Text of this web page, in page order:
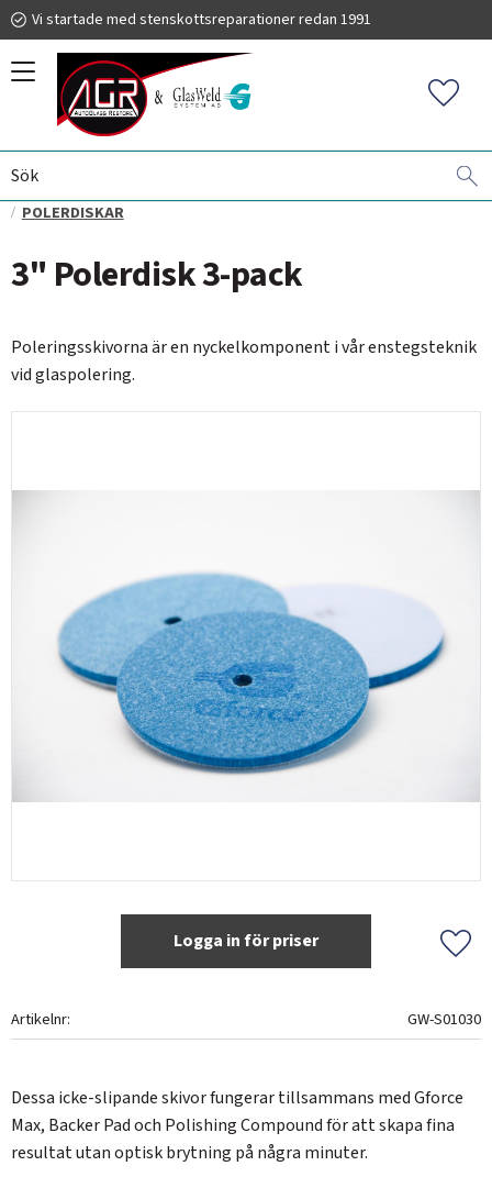
Vi startade med stenskottsreparationer redan 1991
BORTPOLERING AV REPOR I GLAS
POLERDISKAR
3" Polerdisk 3-pack
Poleringsskivorna är en nyckelkomponent i vår enstegsteknik
vid glaspolering.
Logga in för priser
Artikelnr GW-S01030
Dessa icke-slipande skivor fungerar tillsammans med Gforce
Max, Backer Pad och Polishing Compound för att skapa fina
resultat utan optisk brytning på några minuter.
019 225 220
info@autoglassrestore.se